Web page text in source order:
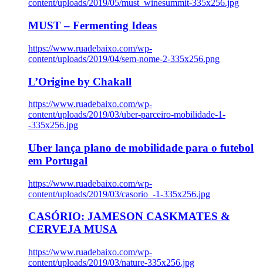
content/uploads/2019/05/must_winesummit-335x256.jpg
MUST – Fermenting Ideas
https://www.ruadebaixo.com/wp-
content/uploads/2019/04/sem-nome-2-335x256.png
L’Origine by Chakall
https://www.ruadebaixo.com/wp-
content/uploads/2019/03/uber-parceiro-mobilidade-1-
-335x256.jpg
Uber lança plano de mobilidade para o futebol
em Portugal
https://www.ruadebaixo.com/wp-
content/uploads/2019/03/casorio_-1-335x256.jpg
CASÓRIO: JAMESON CASKMATES &
CERVEJA MUSA
https://www.ruadebaixo.com/wp-
content/uploads/2019/03/nature-335x256.jpg